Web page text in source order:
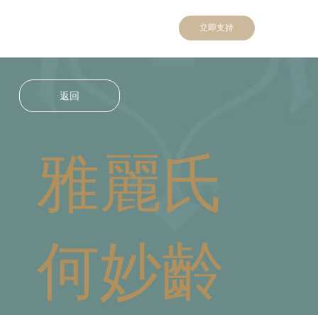
立即支持
雅麗氏
何妙齡
返回